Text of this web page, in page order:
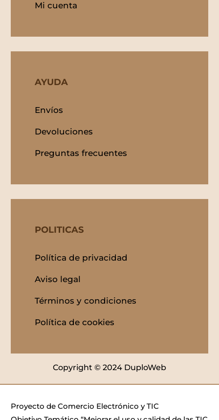
Mi cuenta
AYUDA
Envíos
Devoluciones
Preguntas frecuentes
POLITICAS
Política de privacidad
Aviso legal
Términos y condiciones
Política de cookies
Copyright © 2024 DuploWeb
Proyecto de Comercio Electrónico y TIC